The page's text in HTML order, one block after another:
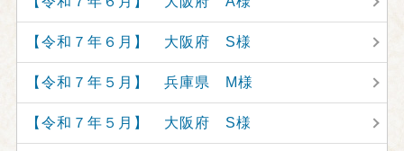
【令和７年６月】 大阪府 S様
【令和７年５月】 兵庫県 M様
【令和７年５月】 大阪府 S様